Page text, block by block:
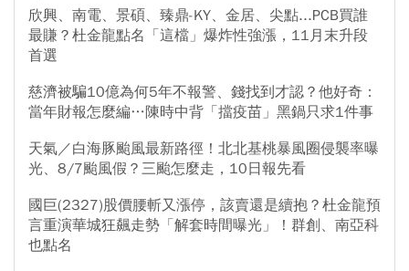
欣興、南電、景碩、臻鼎-KY、金居、尖點...PCB買誰
最賺？杜金龍點名「這檔」爆炸性強漲，11月末升段
首選
慈濟被騙10億為何5年不報警、錢找到才認？他好奇：
當年財報怎麼編…陳時中背「擋疫苗」黑鍋只求1件事
天氣／白海豚颱風最新路徑！北北基桃暴風圈侵襲率曝
光、8/7颱風假？三颱怎麼走，10日報先看
國巨(2327)股價腰斬又漲停，該賣還是續抱？杜金龍預
言重演華城狂飆走勢「解套時間曝光」！群創、南亞科
也點名